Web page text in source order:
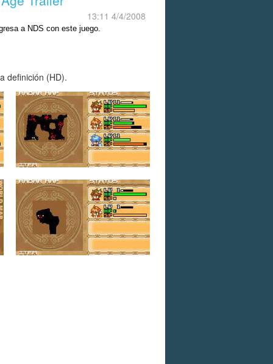
13:11 4/4/2008
a NDS con este juego.
definición (HD).